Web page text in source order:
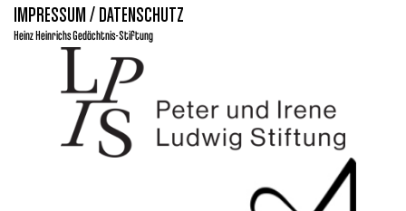
IMPRESSUM / DATENSCHUTZ
Heinz Heinrichs Gedächtnis-Stiftung